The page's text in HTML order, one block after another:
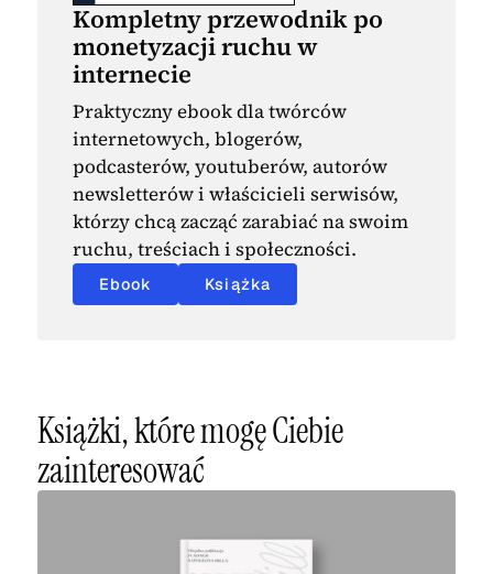
Kompletny przewodnik po
monetyzacji ruchu w
internecie
Praktyczny ebook dla twórców
internetowych, blogerów,
podcasterów, youtuberów, autorów
newsletterów i właścicieli serwisów,
którzy chcą zacząć zarabiać na swoim
ruchu, treściach i społeczności.
Ebook Książka
Książki, które mogę Ciebie
zainteresować